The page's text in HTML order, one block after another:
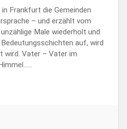
Frankfurt die Gemeinden
– und erzählt vom
Male wiederholt und
auf, wird
wird. Vater – Vater im